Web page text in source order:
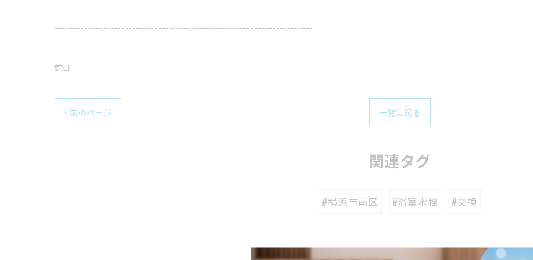
----------------------------------------------------------------------
蛇口
< 前のページ 一覧に戻る
関連タグ
#横浜市南区 #浴室水栓 #交換